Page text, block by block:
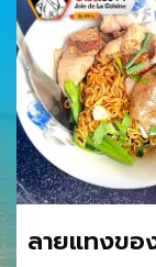
ลายแทงขอ